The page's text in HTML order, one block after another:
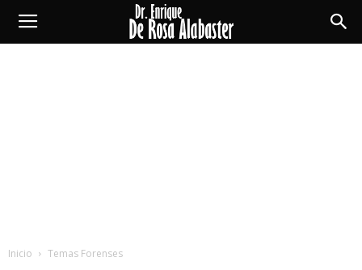
Enrique
Inicio Temas Forenses